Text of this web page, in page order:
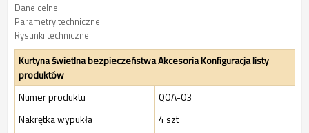
Dane celne
Parametry techniczne
Rysunki techniczne
Kurtyna świetlna bezpieczeństwa Akcesoria Konfiguracja listy
produktów
Numer produktu
QOA-03
Nakrętka wypukła
4 szt